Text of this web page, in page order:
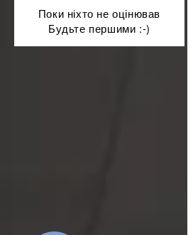
Поки ніхто не оцінював
Будьте першими :-)